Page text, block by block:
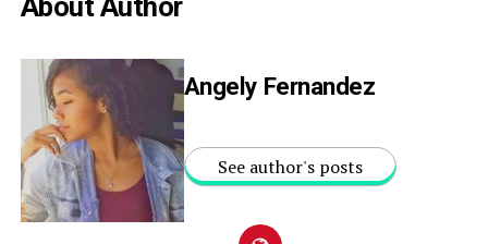
Angely Fernandez
See author's posts